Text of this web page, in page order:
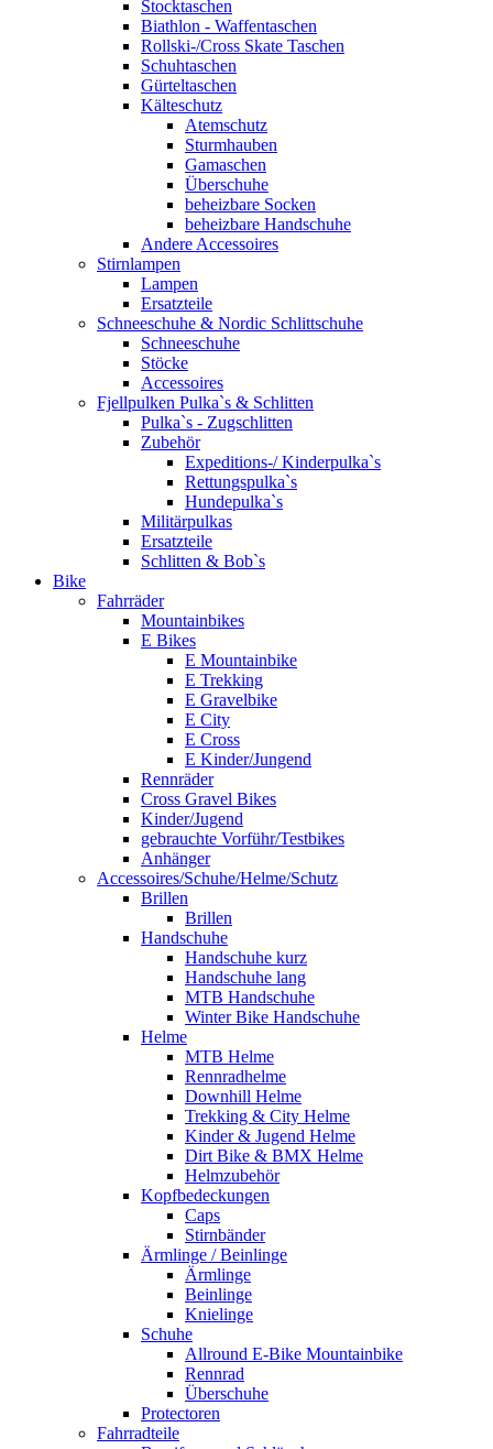
Stocktaschen
Biathlon - Waffentaschen
Rollski-/Cross Skate Taschen
Schuhtaschen
Gürteltaschen
Kälteschutz
Atemschutz
Sturmhauben
Gamaschen
Überschuhe
beheizbare Socken
beheizbare Handschuhe
Andere Accessoires
Stirnlampen
Lampen
Ersatzteile
Schneeschuhe & Nordic Schlittschuhe
Schneeschuhe
Stöcke
Accessoires
Fjellpulken Pulka`s & Schlitten
Pulka`s - Zugschlitten
Zubehör
Expeditions-/ Kinderpulka`s
Rettungspulka`s
Hundepulka`s
Militärpulkas
Ersatzteile
Schlitten & Bob`s
Bike
Fahrräder
Mountainbikes
E Bikes
E Mountainbike
E Trekking
E Gravelbike
E City
E Cross
E Kinder/Jungend
Rennräder
Cross Gravel Bikes
Kinder/Jugend
gebrauchte Vorführ/Testbikes
Anhänger
Accessoires/Schuhe/Helme/Schutz
Brillen
Brillen
Handschuhe
Handschuhe kurz
Handschuhe lang
MTB Handschuhe
Winter Bike Handschuhe
Helme
MTB Helme
Rennradhelme
Downhill Helme
Trekking & City Helme
Kinder & Jugend Helme
Dirt Bike & BMX Helme
Helmzubehör
Kopfbedeckungen
Caps
Stirnbänder
Ärmlinge / Beinlinge
Ärmlinge
Beinlinge
Knielinge
Schuhe
Allround E-Bike Mountainbike
Rennrad
Überschuhe
Protectoren
Fahrradteile